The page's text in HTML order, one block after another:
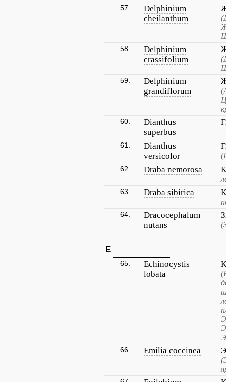
57.
Delphinium
cheilanthum
58.
Delphinium
crassifolium
59.
Delphinium
grandiflorum
60.
Dianthus
superbus
61.
Dianthus
versicolor
62. Draba nemorosa
63. Draba sibirica
64.
Dracocephalum
nutans
E
65.
Echinocystis
lobata
66. Emilia coccinea